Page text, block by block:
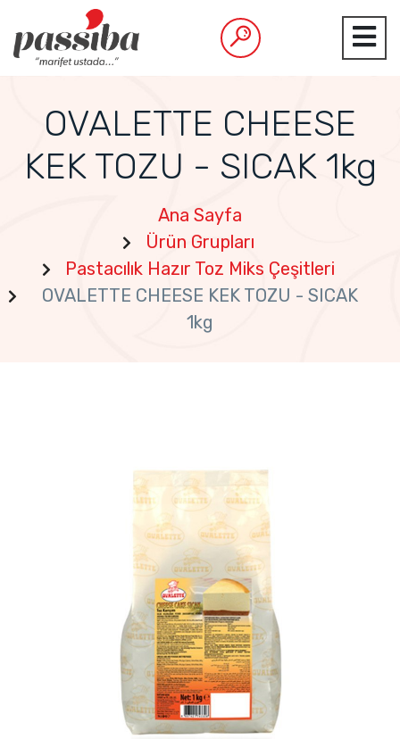
OVALETTE CHEESE
KEK TOZU - SICAK 1kg
Ana Sayfa
Ürün Grupları
Pastacılık Hazır Toz Miks Çeşitleri
OVALETTE CHEESE KEK TOZU - SICAK
1kg